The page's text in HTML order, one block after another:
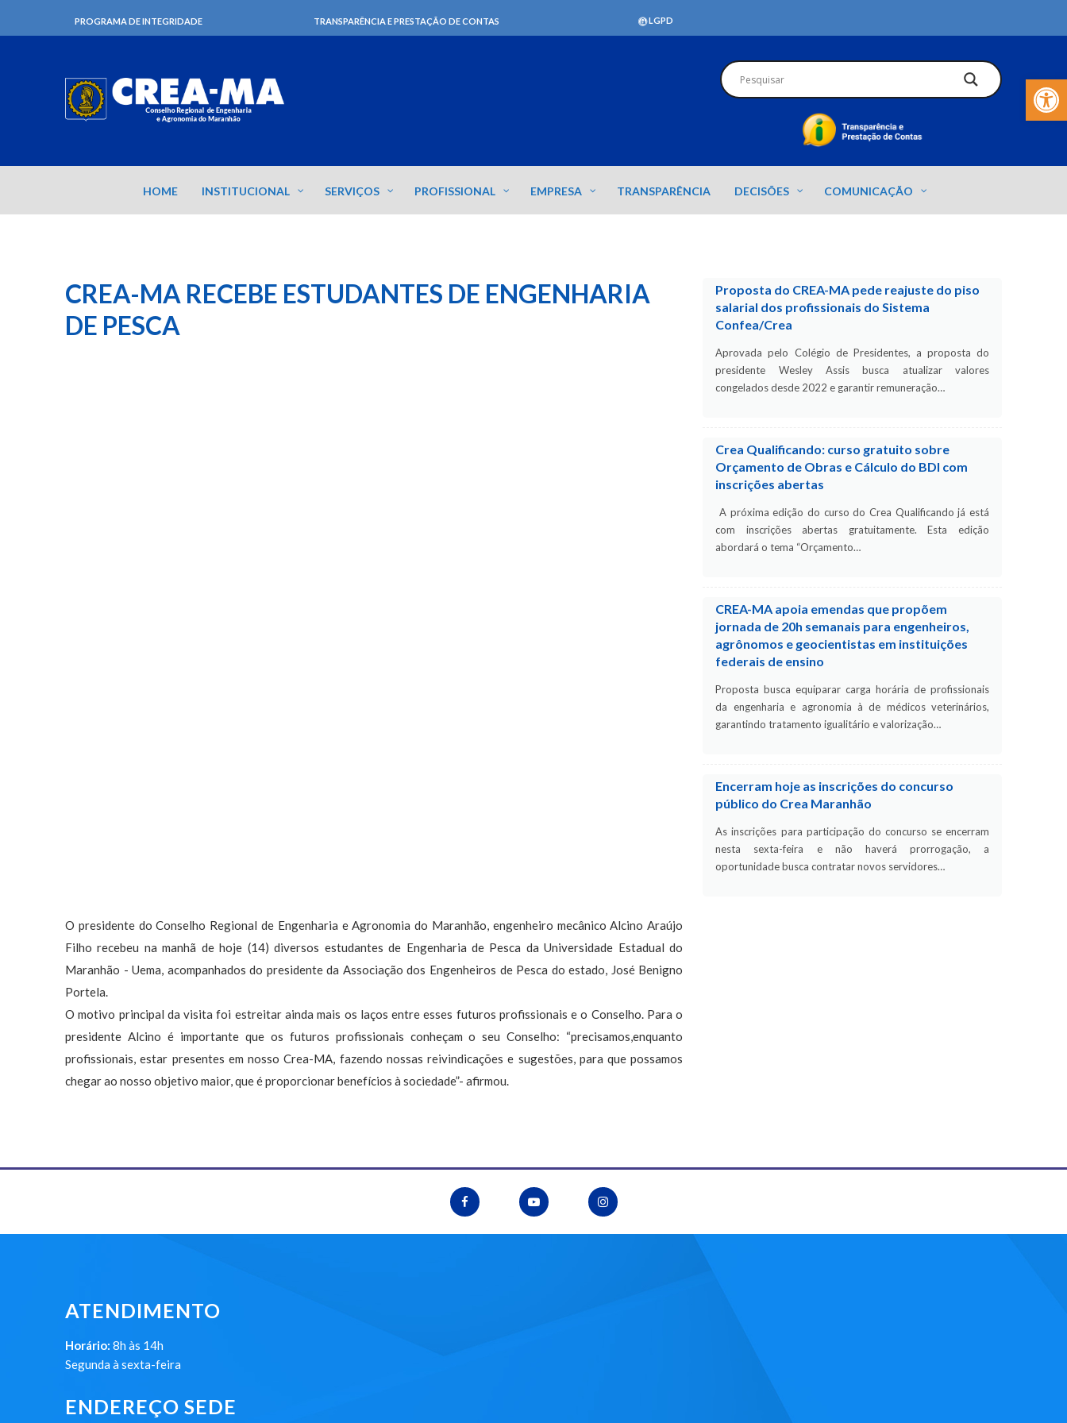
Barra de
PROGRAMA DE INTEGRIDADE TRANSPARÊNCIA E PRESTAÇÃO DE CONTAS LGPD
HOME INSTITUCIONAL SERVIÇOS PROFISSIONAL EMPRESA TRANSPARÊNCIA DECISÕES COMUNICAÇÃO
CREA-MA RECEBE ESTUDANTES DE ENGENHARIA
DE PESCA
O presidente do Conselho Regional de Engenharia e Agronomia do Maranhão, engenheiro mecânico Alcino Araújo
Filho recebeu na manhã de hoje (14) diversos estudantes de Engenharia de Pesca da Universidade Estadual do
Maranhão - Uema, acompanhados do presidente da Associação dos Engenheiros de Pesca do estado, José Benigno
Portela.
O motivo principal da visita foi estreitar ainda mais os laços entre esses futuros profissionais e o Conselho. Para o
presidente Alcino é importante que os futuros profissionais conheçam o seu Conselho: “precisamos,enquanto
profissionais, estar presentes em nosso Crea-MA, fazendo nossas reivindicações e sugestões, para que possamos
chegar ao nosso objetivo maior, que é proporcionar benefícios à sociedade”- afirmou.
Proposta do CREA-MA pede reajuste do piso
salarial dos profissionais do Sistema
Confea/Crea
Aprovada pelo Colégio de Presidentes, a proposta do
presidente Wesley Assis busca atualizar valores
congelados desde 2022 e garantir remuneração…
Crea Qualificando: curso gratuito sobre
Orçamento de Obras e Cálculo do BDI com
inscrições abertas
A próxima edição do curso do Crea Qualificando já está
com inscrições abertas gratuitamente. Esta edição
abordará o tema “Orçamento…
CREA-MA apoia emendas que propõem
jornada de 20h semanais para engenheiros,
agrônomos e geocientistas em instituições
federais de ensino
Proposta busca equiparar carga horária de profissionais
da engenharia e agronomia à de médicos veterinários,
garantindo tratamento igualitário e valorização…
Encerram hoje as inscrições do concurso
público do Crea Maranhão
As inscrições para participação do concurso se encerram
nesta sexta-feira e não haverá prorrogação, a
oportunidade busca contratar novos servidores…
ATENDIMENTO
Horário: 8h às 14h
Segunda à sexta-feira
ENDEREÇO SEDE